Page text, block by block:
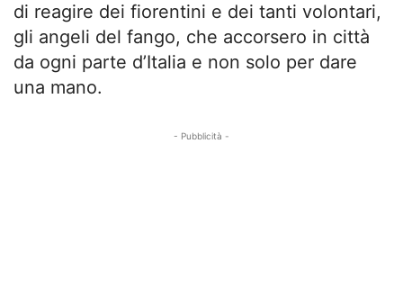
di reagire dei fiorentini e dei tanti volontari,
gli angeli del fango, che accorsero in città
da ogni parte d’Italia e non solo per dare
una mano.
- Pubblicità -